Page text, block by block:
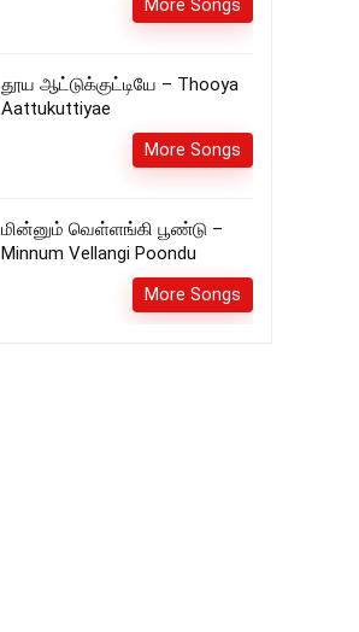
More Songs
தூய ஆட்டுக்குட்டியே – Thooya
Aattukuttiyae
More Songs
மின்னும் வெள்ளங்கி பூண்டு –
Minnum Vellangi Poondu
More Songs